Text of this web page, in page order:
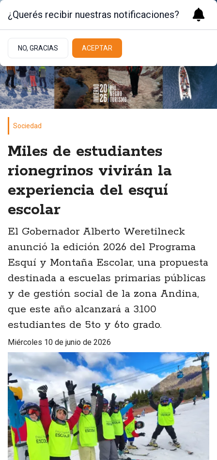
Sociedad
Miles de estudiantes
rionegrinos vivirán la
experiencia del esquí
escolar
El Gobernador Alberto Weretilneck
anunció la edición 2026 del Programa
Esquí y Montaña Escolar, una propuesta
destinada a escuelas primarias públicas
y de gestión social de la zona Andina,
que este año alcanzará a 3.100
estudiantes de 5to y 6to grado.
miércoles 10 de junio de 2026
¿Querés recibir nuestras notificaciones?
NO, GRACIAS ACEPTAR